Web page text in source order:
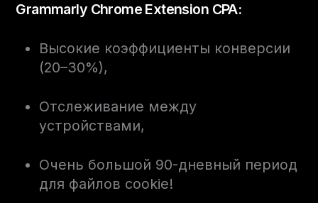
Grammarly Chrome Extension CPA:
Высокие коэффициенты конверсии
(20–30%),
Отслеживание между
устройствами,
Очень большой 90-дневный период
для файлов cookie!